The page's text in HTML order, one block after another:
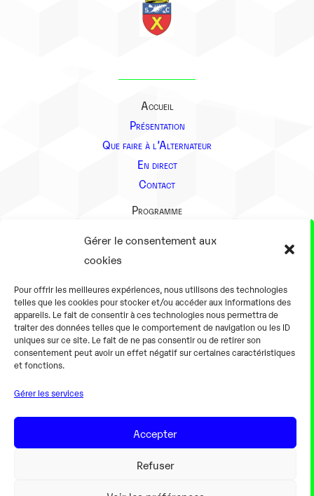
Gérer le consentement aux
cookies
Pour offrir les meilleures expériences, nous utilisons des technologies
telles que les cookies pour stocker et/ou accéder aux informations des
appareils. Le fait de consentir à ces technologies nous permettra de
traiter des données telles que le comportement de navigation ou les ID
uniques sur ce site. Le fait de ne pas consentir ou de retirer son
consentement peut avoir un effet négatif sur certaines caractéristiques
et fonctions.
Gérer les services
Accepter
Refuser
Accueil
Présentation
Que faire à l’Alternateur
En direct
Contact
Programme
Présentation
En pratique
Tarifs et horaires
Salles
Équipements numériques
Gaming